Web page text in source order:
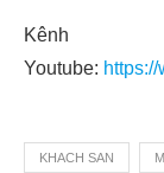
Kênh
Youtube:
KHACH SAN